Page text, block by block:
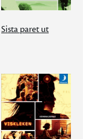
Sista paret ut